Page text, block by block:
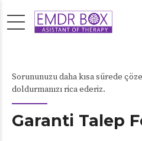
Sorununuzu daha kısa sürede
doldurmanızı rica ederiz.
Garanti Talep